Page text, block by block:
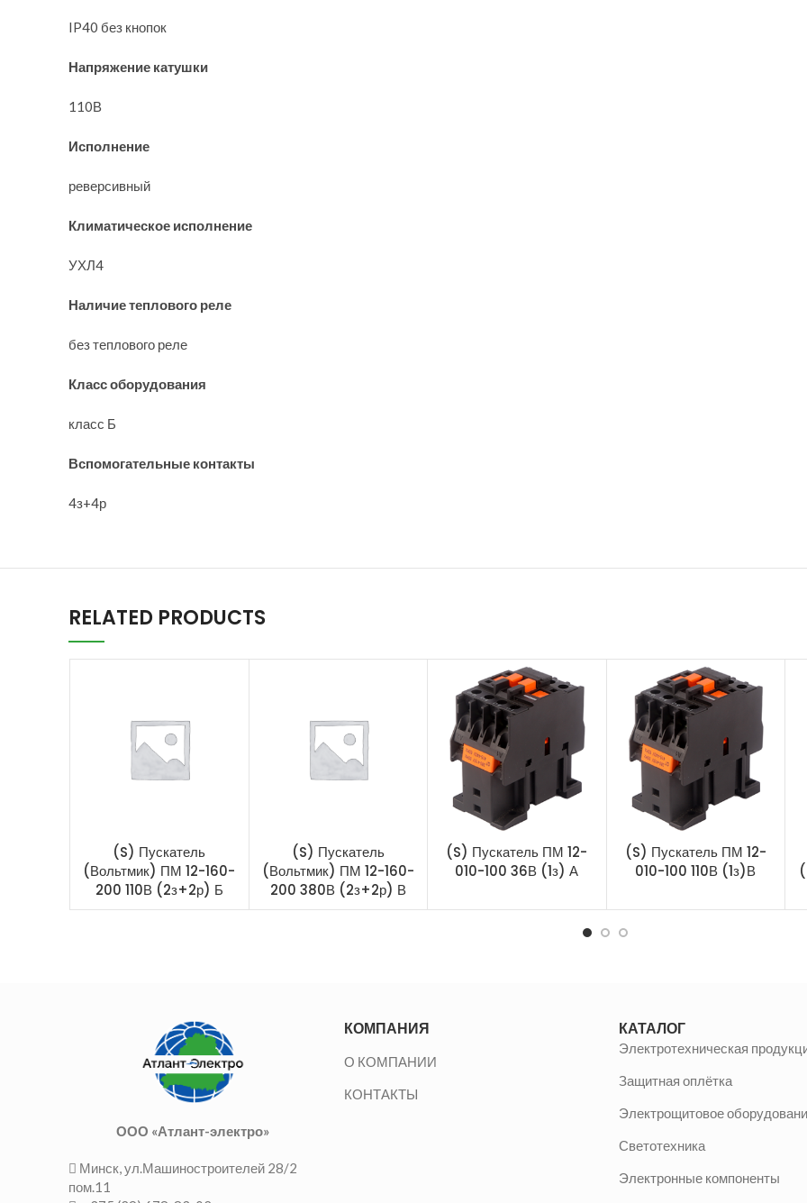
IP40 без кнопок
Напряжение катушки
110В
Исполнение
реверсивный
Климатическое исполнение
УХЛ4
Наличие теплового реле
без теплового реле
Класс оборудования
класс Б
Вспомогательные контакты
4з+4р
RELATED PRODUCTS
(S) Пускатель
(Вольтмик) ПМ 12-160-
200 110В (2з+2р) Б
(S) Пускатель
(Вольтмик) ПМ 12-160-
200 380В (2з+2р) В
(S) Пускатель ПМ 12-
010-100 36В (1з) А
(S) Пускатель ПМ 12-
010-100 110В (1з)В
ООО «Атлант-электро»
Минск, ул.Машиностроителей 28/2
пом.11
КОМПАНИЯ
О КОМПАНИИ
КОНТАКТЫ
КАТАЛОГ
Электротехническая
Защитная оплётка
Электрощитовое
Светотехника
Электронные компоненты